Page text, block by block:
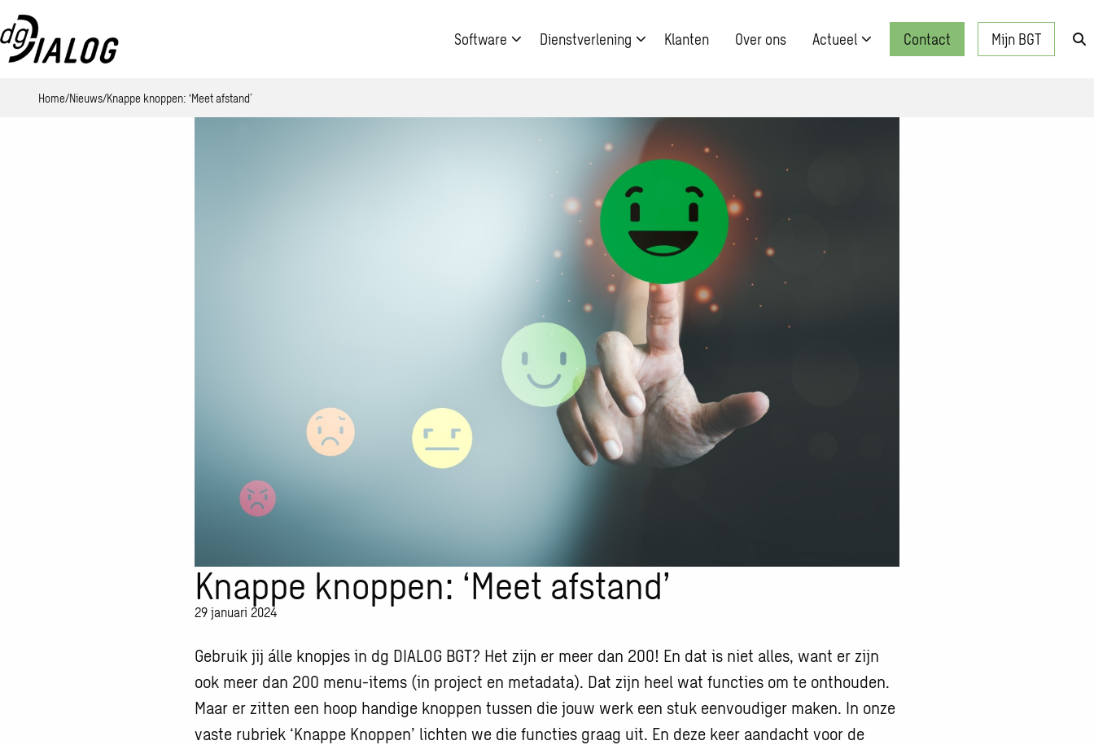
Software Dienstverlening Klanten Over ons Actueel Contact Mijn BGT
Home Nieuws Knappe knoppen: ‘Meet afstand’
Knappe knoppen: ‘Meet afstand’
29 januari 2024
Gebruik jij álle knopjes in dg DIALOG BGT? Het zijn er meer dan 200! En dat is niet alles, want er zijn
ook meer dan 200 menu-items (in project en metadata). Dat zijn heel wat functies om te onthouden.
Maar er zitten een hoop handige knoppen tussen die jouw werk een stuk eenvoudiger maken. In onze
vaste rubriek ‘Knappe Knoppen’ lichten we die functies graag uit. En deze keer aandacht voor de